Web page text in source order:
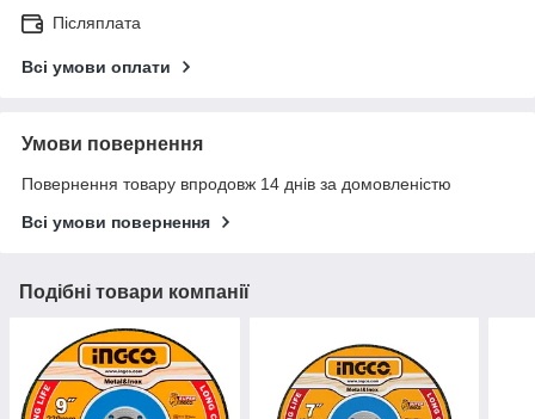
Післяплата
Всі умови оплати
Умови повернення
Повернення товару впродовж 14 днів за домовленістю
Всі умови повернення
Подібні товари компанії